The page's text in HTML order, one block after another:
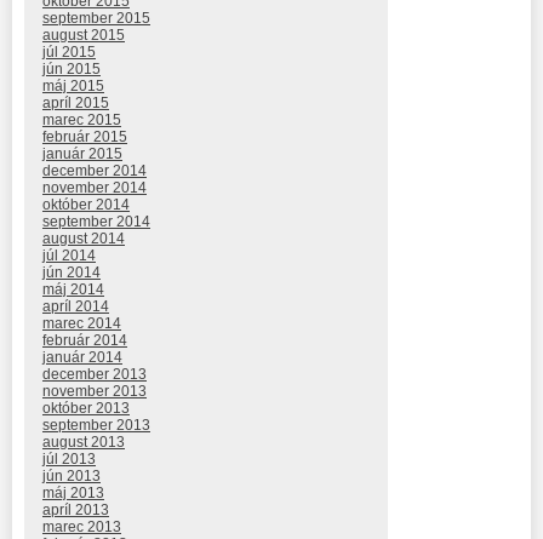
september 2015
august 2015
júl 2015
jún 2015
máj 2015
apríl 2015
marec 2015
február 2015
január 2015
december 2014
november 2014
október 2014
september 2014
august 2014
júl 2014
jún 2014
máj 2014
apríl 2014
marec 2014
február 2014
január 2014
december 2013
november 2013
október 2013
september 2013
august 2013
júl 2013
jún 2013
máj 2013
apríl 2013
marec 2013